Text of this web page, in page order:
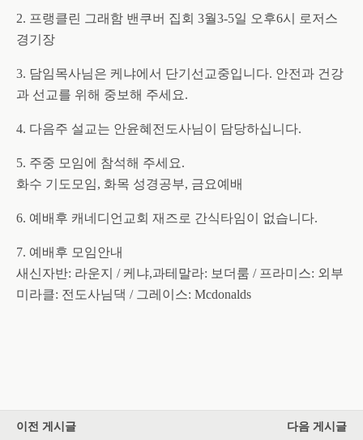
2. 프랭클린 그래함 밴쿠버 집회 3월3-5일 오후6시 로저스
경기장
3. 담임목사님은 케냐에서 단기선교중입니다. 안전과 건강
과 선교를 위해 중보해 주세요.
4. 다음주 설교는 안윤혜전도사님이 담당하십니다.
5. 주중 모임에 참석해 주세요.
화수 기도모임, 화목 성경공부, 금요예배
6. 예배후 캐네디언교회 재즈로 간식타임이 없습니다.
7. 예배후 모임안내
새신자반: 라운지 / 케냐,과테말라: 보더룸 / 프라미스: 외부
미라클: 전도사님댁 / 그레이스: Mcdonalds
이전 게시글
다음 게시글